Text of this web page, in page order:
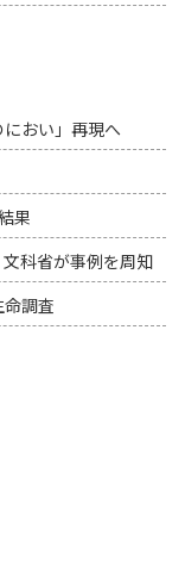
おい」再現へ
果
科省が事例を周知
調査